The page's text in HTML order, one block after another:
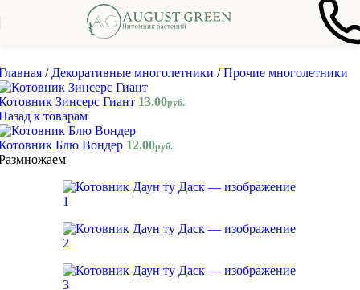
Skip to navigation Skip to main content
/ Декоративные многолетники / Прочие многолетники
Зинсерс Гиант 13.00руб.
к товарам
Блю Вондер 12.00руб.